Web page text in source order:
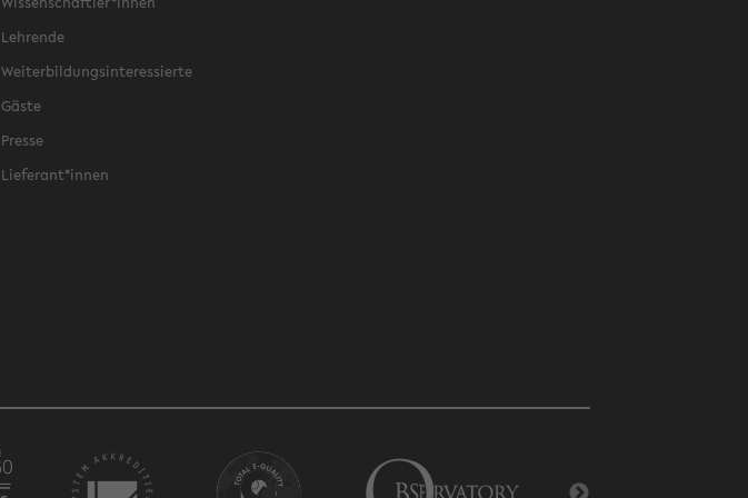
Lehrende
Weiterbildungsinteressierte
Gäste
Presse
Lieferant*innen